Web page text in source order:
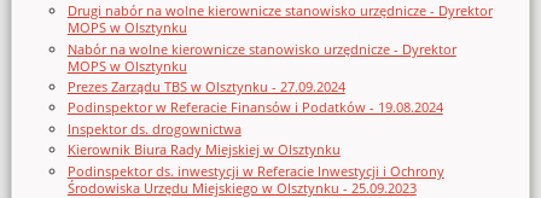
Drugi nabór na wolne kierownicze stanowisko urzędnicze - Dyrektor
MOPS w Olsztynku
Nabór na wolne kierownicze stanowisko urzędnicze - Dyrektor
MOPS w Olsztynku
Prezes Zarządu TBS w Olsztynku - 27.09.2024
Podinspektor w Referacie Finansów i Podatków - 19.08.2024
Inspektor ds. drogownictwa
Kierownik Biura Rady Miejskiej w Olsztynku
Podinspektor ds. inwestycji w Referacie Inwestycji i Ochrony
Środowiska Urzędu Miejskiego w Olsztynku - 25.09.2023